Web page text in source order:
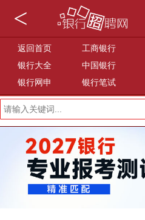
<
返回首页 工商银行
银行大全
中国银行
银行网申
银行笔试